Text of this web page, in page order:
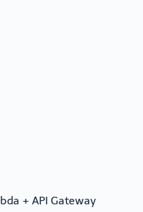
+ API Gateway